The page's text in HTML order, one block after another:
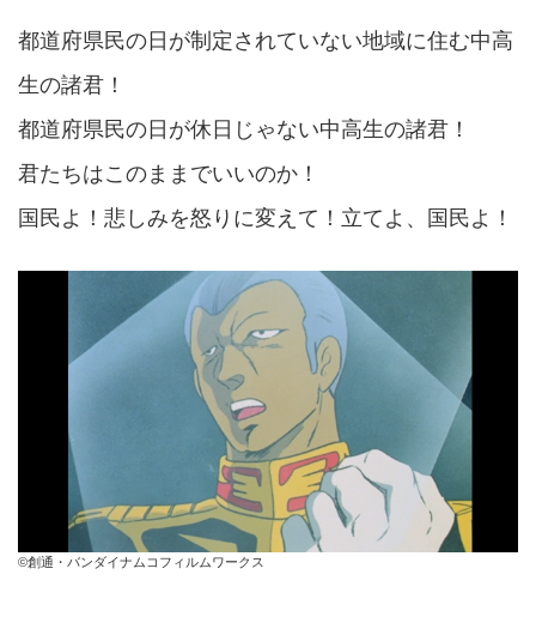
都道府県民の日が制定されていない地域に住む中高
生の諸君！
都道府県民の日が休日じゃない中高生の諸君！
君たちはこのままでいいのか！
国民よ！悲しみを怒りに変えて！立てよ、国民よ！
©創通・バンダイナムコフィルムワークス